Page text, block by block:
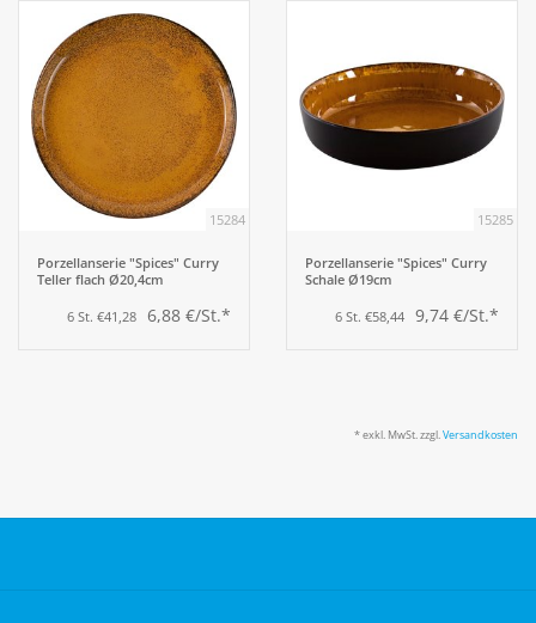
Küchentechnik
Küchenmöbel
15284
Porzellanserie "Spices" Curry
Teller flach Ø20,4cm
6 St. €41,28 6,88 €/St.*
15285
Porzellanserie "Spices" Curry
Schale Ø19cm
6 St. €58,44 9,74 €/St.*
* exkl. MwSt. zzgl.Versandkosten